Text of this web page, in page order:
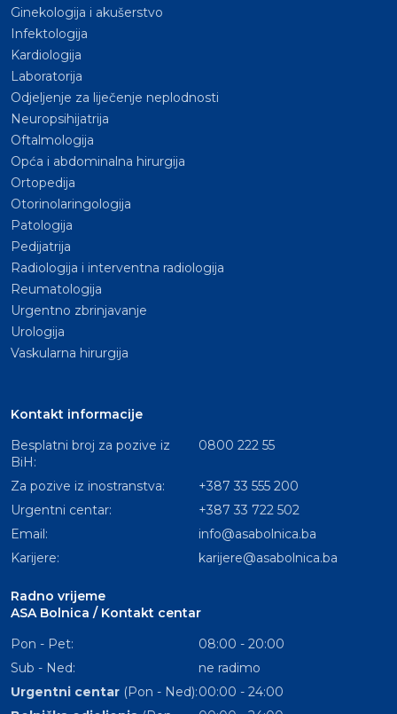
Ginekologija i akušerstvo
Infektologija
Kardiologija
Laboratorija
Odjeljenje za liječenje neplodnosti
Neuropsihijatrija
Oftalmologija
Opća i abdominalna hirurgija
Ortopedija
Otorinolaringologija
Patologija
Pedijatrija
Radiologija i interventna radiologija
Reumatologija
Urgentno zbrinjavanje
Urologija
Vaskularna hirurgija
Kontakt informacije
Besplatni broj za pozive iz
BiH:
0800 222 55
Za pozive iz inostranstva:
+387 33 555 200
Urgentni centar:
+387 33 722 502
Email:
info@asabolnica.ba
Karijere:
karijere@asabolnica.ba
Radno vrijeme
ASA Bolnica / Kontakt centar
Pon - Pet:
08:00 - 20:00
Sub - Ned:
ne radimo
Urgentni centar (Pon - Ned):00:00 - 24:00